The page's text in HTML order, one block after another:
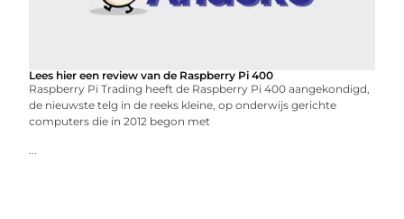
Lees hier een review van de Raspberry Pi 400
Raspberry Pi Trading heeft de Raspberry Pi 400 aangekondigd,
de nieuwste telg in de reeks kleine, op onderwijs gerichte
computers die in 2012 begon met
...